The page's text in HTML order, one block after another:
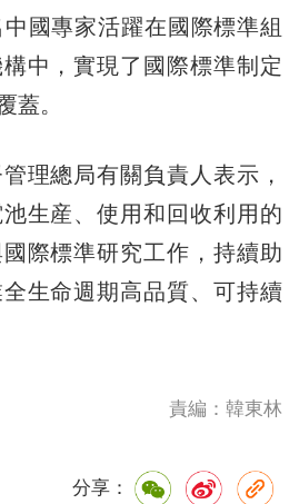
國專家活躍在國際標準組
中，實現了國際標準制定
蓋。
總局有關負責人表示，
生産、使用和回收利用的
際標準研究工作，持續助
生命週期高品質、可持續
責編：韓東林
分享：